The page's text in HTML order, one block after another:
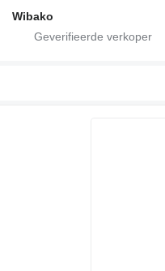
Wibako